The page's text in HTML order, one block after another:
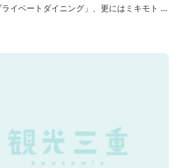
イベートダイニング」、更にはミキモト コ
により実現した、日本初の「パールオーロ
生。